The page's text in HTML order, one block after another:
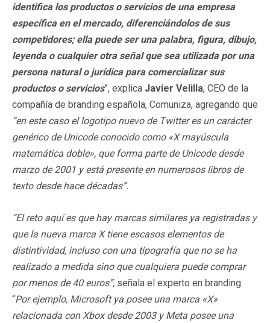
identifica los productos o servicios de una empresa
específica en el mercado, diferenciándolos de sus
competidores; ella puede ser una palabra, figura, dibujo,
leyenda o cualquier otra señal que sea utilizada por una
persona natural o jurídica para comercializar sus
productos o servicios”, explica Javier Velilla, CEO de la
compañía de branding española, Comuniza, agregando que
“en este caso el logotipo nuevo de Twitter es un carácter
genérico de Unicode conocido como «X mayúscula
matemática doble», que forma parte de Unicode desde
marzo de 2001 y está presente en numerosos libros de
texto desde hace décadas”.
“El reto aquí es que hay marcas similares ya registradas y
que la nueva marca X tiene escasos elementos de
distintividad, incluso con una tipografía que no se ha
realizado a medida sino que cualquiera puede comprar
por menos de 40 euros”, señala el experto en branding.
“Por ejemplo, Microsoft ya posee una marca «X»
relacionada con Xbox desde 2003 y Meta posee una